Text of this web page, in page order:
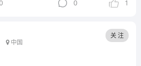
0 1
中国
关 注